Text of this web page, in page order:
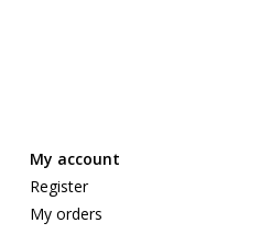
My account
Register
My orders